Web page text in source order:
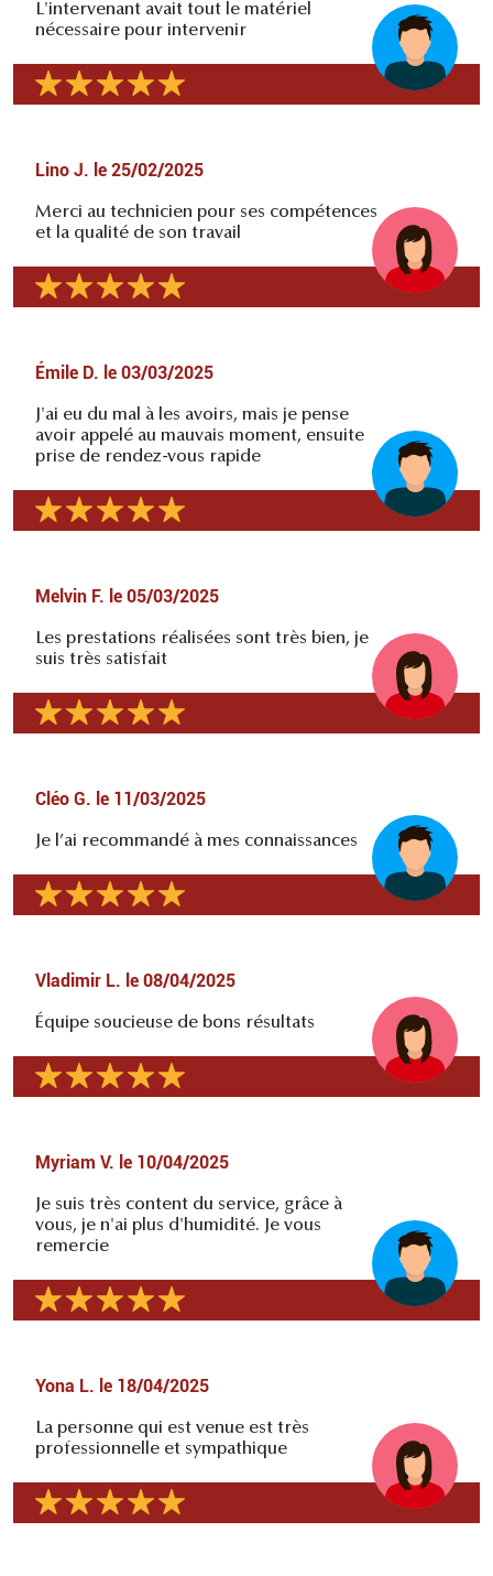
L'intervenant avait tout le matériel
nécessaire pour intervenir
Lino J. le 25/02/2025
Merci au technicien pour ses compétences
et la qualité de son travail
Émile D. le 03/03/2025
J'ai eu du mal à les avoirs, mais je pense
avoir appelé au mauvais moment, ensuite
prise de rendez-vous rapide
Melvin F. le 05/03/2025
Les prestations réalisées sont très bien, je
suis très satisfait
Cléo G. le 11/03/2025
Je l’ai recommandé à mes connaissances
Vladimir L. le 08/04/2025
Équipe soucieuse de bons résultats
Myriam V. le 10/04/2025
Je suis très content du service, grâce à
vous, je n'ai plus d'humidité. Je vous
remercie
Yona L. le 18/04/2025
La personne qui est venue est très
professionnelle et sympathique